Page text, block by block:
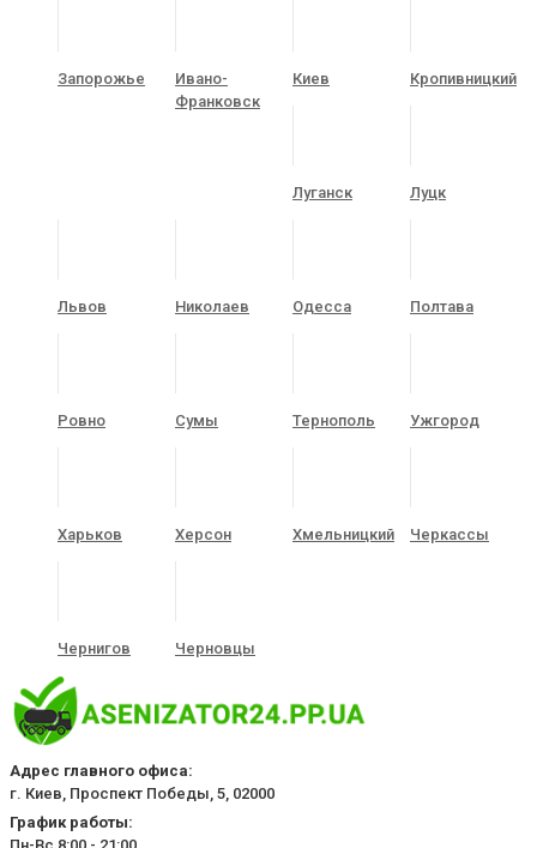
Запорожье
Ивано-
Франковск
Киев Кропивницкий
Луганск Луцк
Львов Николаев Одесса Полтава
Ровно Сумы Тернополь Ужгород
Харьков Херсон Хмельницкий Черкассы
Чернигов Черновцы
Адрес главного офиса:
г. Киев, Проспект Победы, 5, 02000
График работы: